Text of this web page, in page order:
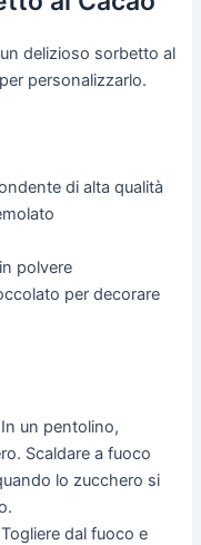
delizioso sorbetto al
personalizzarlo.
di alta qualità
polvere
per decorare
In un pentolino,
Scaldare a fuoco
lo zucchero si
Togliere dal fuoco e